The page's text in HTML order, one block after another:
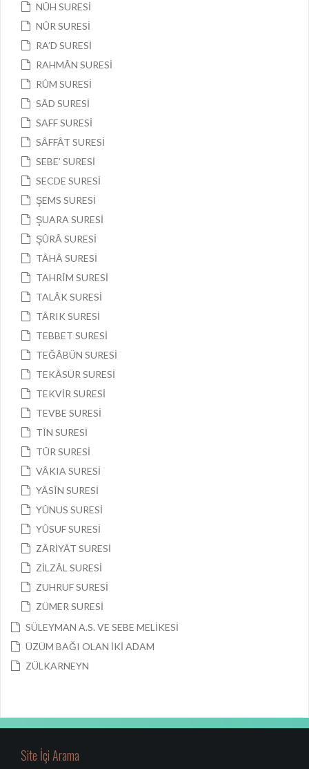
NÛH SURESİ
NÛR SURESİ
RA’D SURESİ
RAHMÂN SURESİ
RÛM SURESİ
SÂD SURESİ
SAFF SURESİ
SÂFFÂT SURESİ
SEBE’ SURESİ
SECDE SURESİ
ŞEMS SURESİ
ŞUARA SURESİ
ŞÛRÂ SURESİ
TÂHÂ SURESİ
TAHRÎM SURESİ
TALÂK SURESİ
TÂRIK SURESİ
TEBBET SURESİ
TEĞÂBÜN SURESİ
TEKÂSÜR SURESİ
TEKVİR SURESİ
TEVBE SURESİ
TÎN SURESİ
TÛR SURESİ
VÂKIA SURESİ
YÂSÎN SURESİ
YÛNUS SURESİ
YÛSUF SURESİ
ZÂRİYÂT SURESİ
ZİLZÂL SURESİ
ZUHRUF SURESİ
ZÜMER SURESİ
SÜLEYMAN A.S. VE SEBE MELİKESİ
ÜZÜM BAĞI OLAN İKİ ADAM
ZÜLKARNEYN
Site İçi Arama